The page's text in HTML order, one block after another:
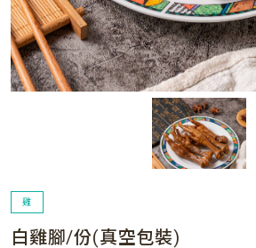
雞
白雞腳/份(真空包裝)